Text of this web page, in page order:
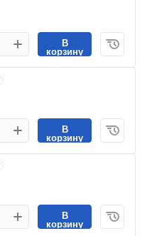
В
корзину
В
корзину
В
корзину